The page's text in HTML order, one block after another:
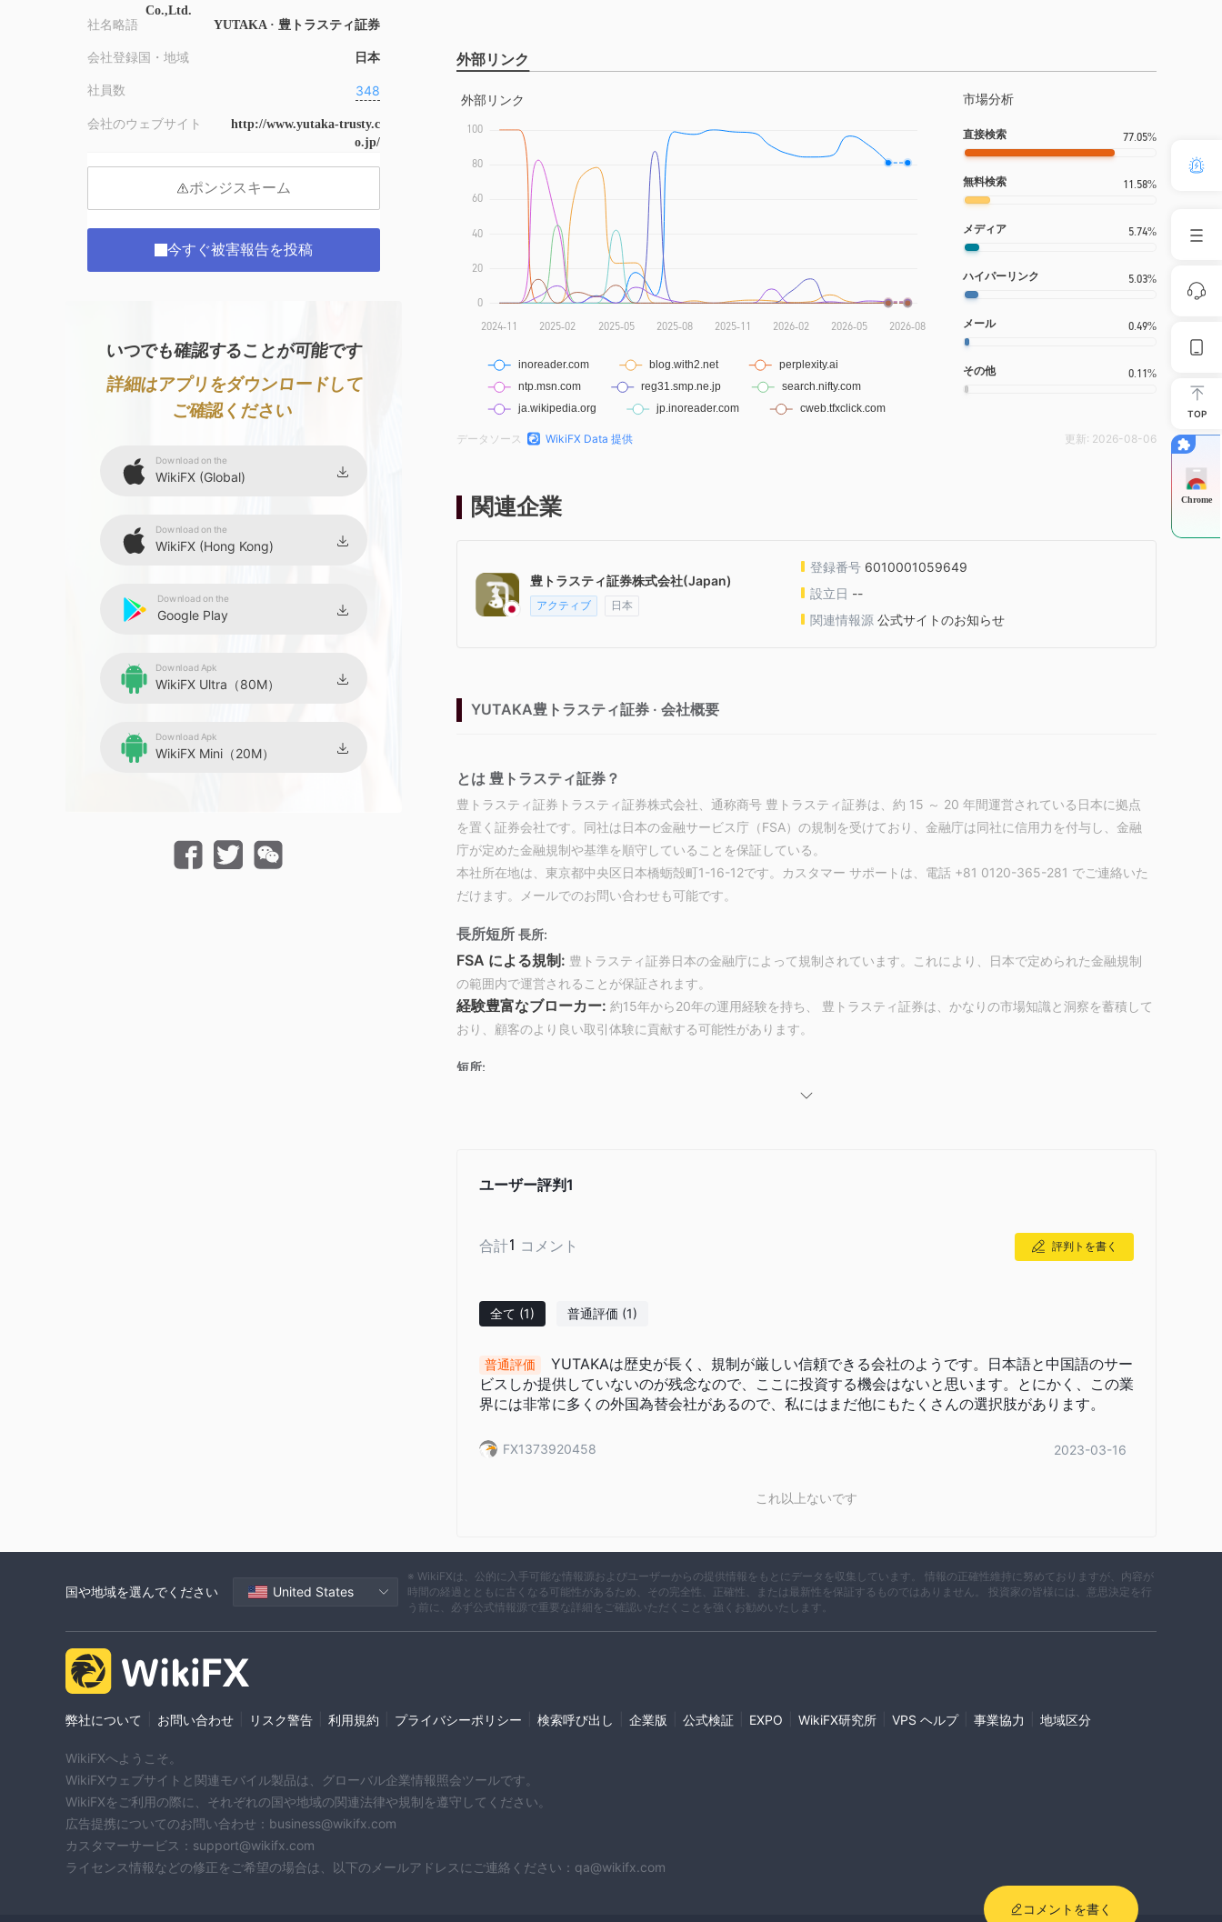
Co.,Ltd.
社名略語
YUTAKA · 豊トラスティ証券
会社登録国・地域 日本
社員数 348
会社のウェブサイト
http://www.yutaka-trusty.c
o.jp/
ポンジスキーム
今すぐ被害報告を投稿
いつでも確認することが可能です
詳細はアプリをダウンロードして
ご確認ください
Download on the
WikiFX (Global)
Download on the
WikiFX (Hong Kong)
Download on the
Google Play
Download Apk
WikiFX Ultra（80M）
Download Apk
WikiFX Mini（20M）
外部リンク
市場分析
直接検索 77.05%
無料検索 11.58%
メディア 5.74%
ハイパーリンク 5.03%
メール 0.49%
その他 0.11%
データソース WikiFX Data 提供 更新: 2026-08-06
関連企業
豊トラスティ証券株式会社(Japan)
アクティブ 日本
登録番号 6010001059649
設立日 --
関連情報源 公式サイトのお知らせ
YUTAKA豊トラスティ証券 · 会社概要
とは 豊トラスティ証券？
豊トラスティ証券トラスティ証券株式会社、通称商号 豊トラスティ証券は、約 15 ～ 20 年間運営されている日本に拠点
を置く証券会社です。同社は日本の金融サービス庁（FSA）の規制を受けており、金融庁は同社に信用力を付与し、金融
庁が定めた金融規制や基準を順守していることを保証している。
本社所在地は、東京都中央区日本橋蛎殻町1-16-12です。カスタマー サポートは、電話 +81 0120-365-281 でご連絡いた
だけます。メールでのお問い合わせも可能です。
長所短所 長所:
FSA による規制: 豊トラスティ証券日本の金融庁によって規制されています。これにより、日本で定められた金融規制
の範囲内で運営されることが保証されます。
経験豊富なブローカー: 約15年から20年の運用経験を持ち、 豊トラスティ証券は、かなりの市場知識と洞察を蓄積して
おり、顧客のより良い取引体験に貢献する可能性があります。
短所:
豊トラスティ証券のサービスは、中国と日本に拠点を置くクライア
があります。 豊トラスティ証券 。
庁 (FSA) に登録され、規制されています。 FSA による規制監督は、金融機関の業務に大きな信頼性をもたらします。 豊
規制対象企業は厳格な規則とガイドラインに従うことが求められており、これには通常、適切な資本準備金の維持、定期
的な監査の実施、倫理的な取引慣行の遵守、業務の透明性の提供などが含まれます。さらに、セキュリティを強化するた
めに、顧客の資金を隔離された口座に保管することが期待されています。
とって潜在的により安全な選択肢となります。 FSA のような信頼できる規制当局による規制は、通常、詐欺や不正行為の
れます。
金地金の販売:豊トラスティ証券は、お客様がこの貴重な資産を手頃な価格で購入できるように、可能な限り低価格で金
地金を提供します。
短期投資向けに設計されています。
レバレッジを可能にします。
Click Kabu 365:
ります。
（fx）も提供しています。このプラットフォームは東京金融取引所に上場されており、外国為替取引所での取引のメリッ
ユーザー評判1
合計1 コメント 評判トを書く
全て (1) 普通評価 (1)
普通評価
YUTAKAは歴史が長く、規制が厳しい信頼できる会社のようです。日本語と中国語のサー
ビスしか提供していないのが残念なので、ここに投資する機会はないと思います。とにかく、この業
界には非常に多くの外国為替会社があるので、私にはまだ他にもたくさんの選択肢があります。
FX1373920458 2023-03-16
これ以上ないです
コメントを書く
TOP
Chrome
国や地域を選んでください United States
※ WikiFXは、公的に入手可能な情報源およびユーザーからの提供情報をもとにデータを収集しています。 情報の正確性維持に努めておりますが、内容が
時間の経過とともに古くなる可能性があるため、その完全性、正確性、または最新性を保証するものではありません。 投資家の皆様には、意思決定を行
う前に、必ず公式情報源で重要な詳細をご確認いただくことを強くお勧めいたします。
弊社について お問い合わせ リスク警告 利用規約 プライバシーポリシー 検索呼び出し 企業版 公式検証 EXPO WikiFX研究所 VPS ヘルプ 事業協力 地域区分
WikiFXへようこそ。
WikiFXウェブサイトと関連モバイル製品は、グローバル企業情報照会ツールです。
WikiFXをご利用の際に、それぞれの国や地域の関連法律や規制を遵守してください。
広告提携についてのお問い合わせ：business@wikifx.com
カスタマーサービス：support@wikifx.com
ライセンス情報などの修正をご希望の場合は、以下のメールアドレスにご連絡ください：qa@wikifx.com